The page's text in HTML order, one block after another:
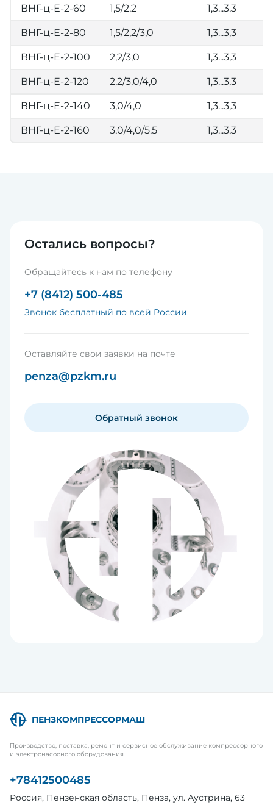
ВНГ-ц-Е-2-60 1,5/2,2 1,3...3,3
ВНГ-ц-Е-2-80 1,5/2,2/3,0 1,3...3,3
ВНГ-ц-Е-2-100 2,2/3,0 1,3...3,3
ВНГ-ц-Е-2-120 2,2/3,0/4,0 1,3...3,3
ВНГ-ц-Е-2-140 3,0/4,0 1,3...3,3
ВНГ-ц-Е-2-160 3,0/4,0/5,5 1,3...3,3
Остались вопросы?
Обращайтесь к нам по телефону
+7 (8412) 500-485
Звонок бесплатный по всей России
Оставляйте свои заявки на почте
penza@pzkm.ru
Обратный звонок
ПЕНЗКОМПРЕССОРМАШ
Производство, поставка, ремонт и сервисное обслуживание компрессорного
и электронасосного оборудования.
+78412500485
Россия, Пензенская область, Пенза, ул. Аустрина, 63